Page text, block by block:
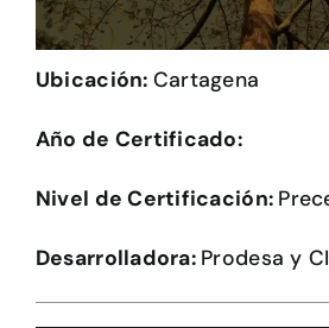
Herramientas
Credenciales
Plataforma CASA
Ubicación: Cartagena
Año de Certificado:
Nivel de Certificación:
Desarrolladora: Prodesa y